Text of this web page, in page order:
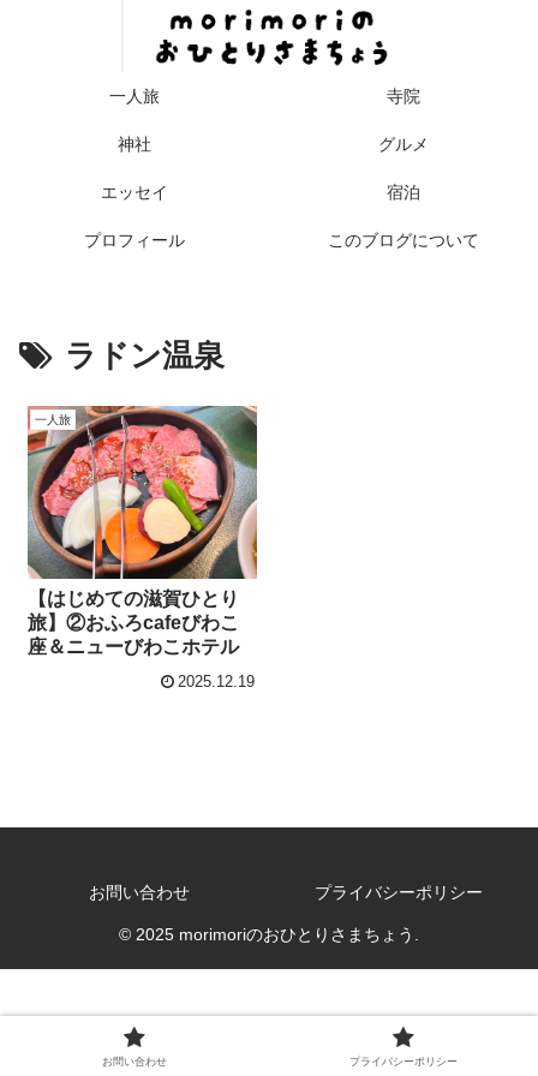
一人旅 寺院
神社 グルメ
エッセイ 宿泊
プロフィール このブログについて
ラドン温泉
一人旅
【はじめての滋賀ひとり
旅】②おふろcafeびわこ
座＆ニューびわこホテル
2025.12.19
お問い合わせ プライバシーポリシー
© 2025 morimoriのおひとりさまちょう.
お問い合わせ プライバシーポリシー